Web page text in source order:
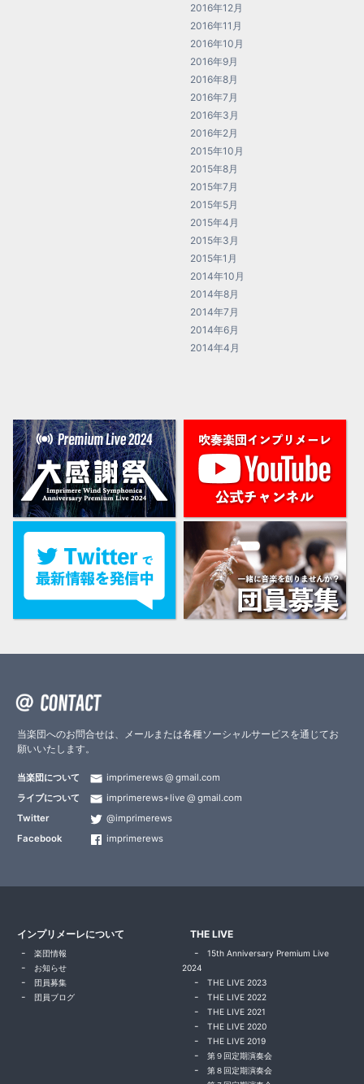
2016年12月
2016年11月
2016年10月
2016年9月
2016年8月
2016年7月
2016年3月
2016年2月
2015年10月
2015年8月
2015年7月
2015年5月
2015年4月
2015年3月
2015年1月
2014年10月
2014年8月
2014年7月
2014年6月
2014年4月
当楽団へのお問合せは、メールまたは各種ソーシャルサービスを通じてお
願いいたします。
当楽団について imprimerews
gmail.com
ライブについて
imprimerews+live
gmail.com
Twitter
@imprimerews
Facebook
imprimerews
インプリメーレについて
楽団情報
お知らせ
団員募集
団員ブログ
THE LIVE
15th Anniversary Premium Live
2024
THE LIVE 2023
THE LIVE 2022
THE LIVE 2021
THE LIVE 2020
THE LIVE 2019
第９回定期演奏会
第８回定期演奏会